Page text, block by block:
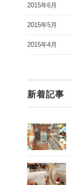
2015年6月
2015年5月
2015年4月
新着記事